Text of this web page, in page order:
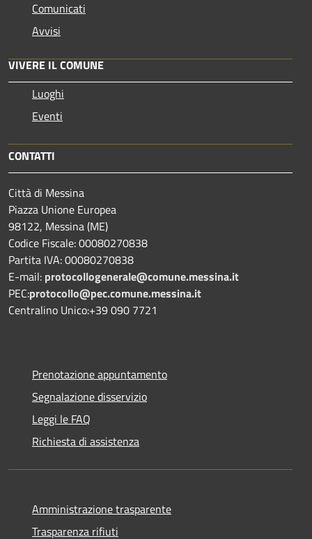
Comunicati
Avvisi
VIVERE IL COMUNE
Luoghi
Eventi
CONTATTI
Città di Messina
Piazza Unione Europea
98122, Messina (ME)
Codice Fiscale: 00080270838
Partita IVA: 00080270838
E-mail: protocollogenerale@comune.messina.it
PEC:protocollo@pec.comune.messina.it
Centralino Unico:+39 090 7721
Prenotazione appuntamento
Segnalazione disservizio
Leggi le FAQ
Richiesta di assistenza
Amministrazione trasparente
Trasparenza rifiuti